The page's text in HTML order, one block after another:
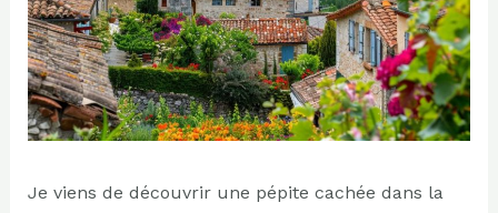
Je viens de découvrir une pépite cachée dans la